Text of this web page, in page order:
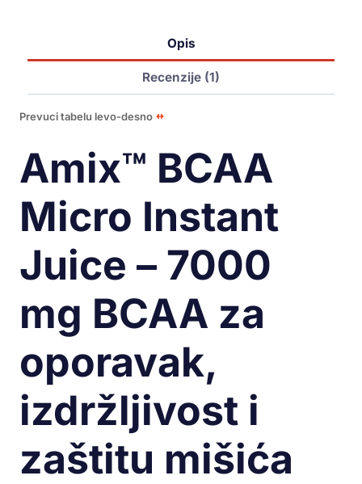
Opis
Recenzije (1)
Prevuci tabelu levo-desno
Amix™ BCAA
Micro Instant
Juice – 7000
mg BCAA za
oporavak,
izdržljivost i
zaštitu mišića